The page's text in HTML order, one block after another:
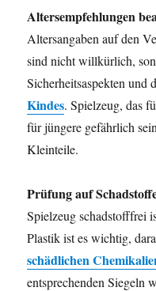
Altersempfehlungen
Altersangaben auf den
sind nicht willkürlich,
Sicherheitsaspekten und
Kindes. Spielzeug, das
für jüngere gefährlich
Kleinteile.
Prüfung auf
Spielzeug schadstofffrei
Plastik ist es wichtig,
schädlichen
entsprechenden Siegeln